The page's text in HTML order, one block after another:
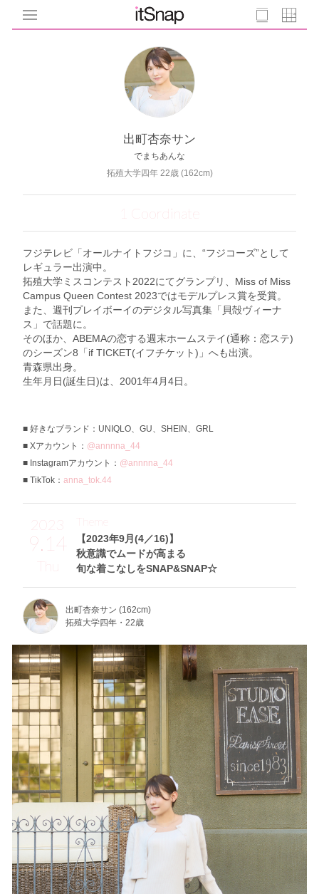
出町杏奈サン
でまちあんな
拓殖大学四年 22歳 (162cm)
1 Coordinate
フジテレビ「オールナイトフジコ」に、“フジコーズ”として
レギュラー出演中。
拓殖大学ミスコンテスト2022にてグランプリ、Miss of Miss
Campus Queen Contest 2023ではモデルプレス賞を受賞。
また、週刊プレイボーイのデジタル写真集「貝殻ヴィーナ
ス」で話題に。
そのほか、ABEMAの恋する週末ホームステイ(通称：恋ステ)
のシーズン8「if TICKET(イフチケット)」へも出演。
青森県出身。
生年月日(誕生日)は、2001年4月4日。
好きなブランド：UNIQLO、GU、SHEIN、GRL
Xアカウント： @annnna_44
Instagramアカウント： @annnna_44
TikTok： anna_tok.44
2023
9.14
Thu
【2023年9月(4／16)】
秋意識でムードが高まる
旬な着こなしをSNAP&SNAP☆
Theme
出町杏奈サン (162cm)
拓殖大学四年・22歳